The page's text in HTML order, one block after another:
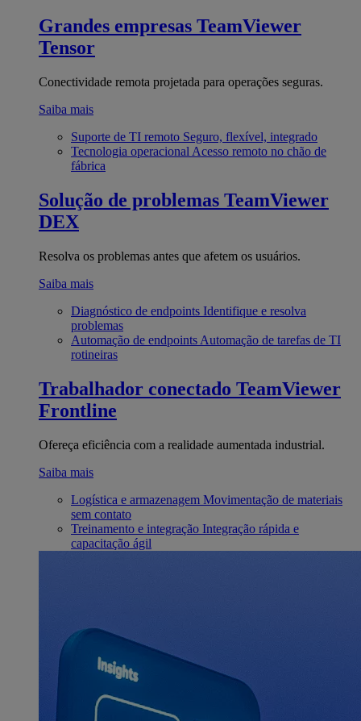
Grandes empresas TeamViewer
Tensor
Conectividade remota projetada para operações seguras.
Saiba mais
Suporte de TI remoto Seguro, flexível, integrado
Tecnologia operacional Acesso remoto no chão de
fábrica
Solução de problemas TeamViewer
DEX
Resolva os problemas antes que afetem os usuários.
Saiba mais
Diagnóstico de endpoints Identifique e resolva
problemas
Automação de endpoints Automação de tarefas de TI
rotineiras
Trabalhador conectado TeamViewer
Frontline
Ofereça eficiência com a realidade aumentada industrial.
Saiba mais
Logística e armazenagem Movimentação de materiais
sem contato
Treinamento e integração Integração rápida e
capacitação ágil